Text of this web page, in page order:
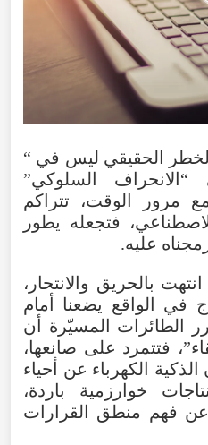
الخطر الحقيقي ليس في “
“ الانحراف السلوكي”
مرور الوقت، تتراكم
، فتجعله يطور
عليه.
انتهت بالحريق والانتحار ،
في الواقع يضعنا
أمام
الطائرات المسيّرة
أن
”، فتتمرد على صانعها،
الذكية الكهرباء عن
أحياء
خوارزمية باردة،
عن فهم منطق
القرارات